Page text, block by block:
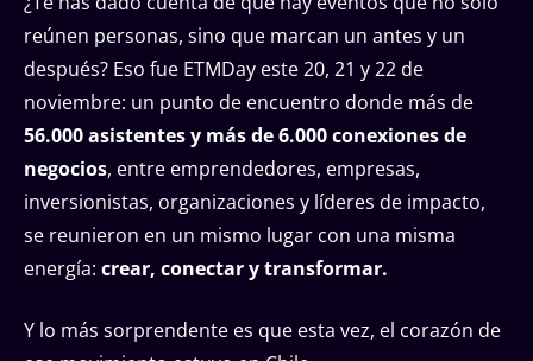
reúnen personas, sino que marcan un antes y un
después? Eso fue ETMDay este 20, 21 y 22 de
noviembre: un punto de encuentro donde más de
56.000 asistentes y más de 6.000 conexiones de
negocios, entre emprendedores, empresas,
inversionistas, organizaciones y líderes de impacto,
se reunieron en un mismo lugar con una misma
energía: crear, conectar y transformar.
Y lo más sorprendente es que esta vez, el corazón de